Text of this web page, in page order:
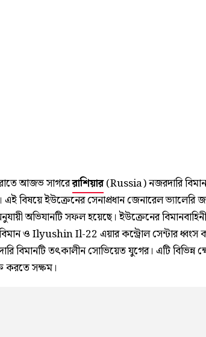
রাতে আজভ সাগরেরাশিয়ার(Russia) নজরদারি
বিষয়ে ইউক্রেনের সেনাপ্রধান জেনারেল ভ্যালেরি
অভিযানটি সফল হয়েছে। ইউক্রেনের বিমানবাহিনী
ও Ilyushin Il-22 এয়ার কন্ট্রোল সেন্টার ধ্বংস
বিমানটি তৎকালীন সোভিয়েত যুগের। এটি বিভিন্ন
করতে সক্ষম।